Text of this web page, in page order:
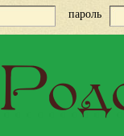
пароль